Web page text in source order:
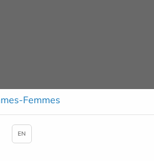
Femmes
EN